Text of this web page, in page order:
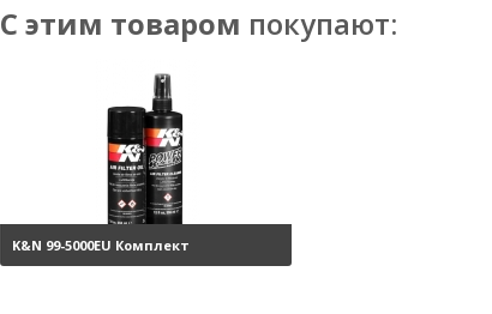
С этим товаром покупают:
K&N 99-5000EU Комплект